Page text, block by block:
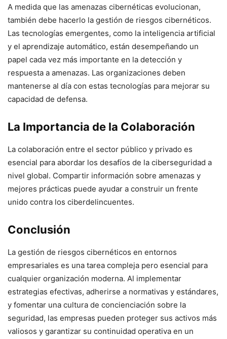
A medida que las amenazas cibernéticas evolucionan,
también debe hacerlo la gestión de riesgos cibernéticos.
Las tecnologías emergentes, como la inteligencia artificial
y el aprendizaje automático, están desempeñando un
papel cada vez más importante en la detección y
respuesta a amenazas. Las organizaciones deben
mantenerse al día con estas tecnologías para mejorar su
capacidad de defensa.
La Importancia de la Colaboración
La colaboración entre el sector público y privado es
esencial para abordar los desafíos de la ciberseguridad a
nivel global. Compartir información sobre amenazas y
mejores prácticas puede ayudar a construir un frente
unido contra los ciberdelincuentes.
Conclusión
La gestión de riesgos cibernéticos en entornos
empresariales es una tarea compleja pero esencial para
cualquier organización moderna. Al implementar
estrategias efectivas, adherirse a normativas y estándares,
y fomentar una cultura de concienciación sobre la
seguridad, las empresas pueden proteger sus activos más
valiosos y garantizar su continuidad operativa en un